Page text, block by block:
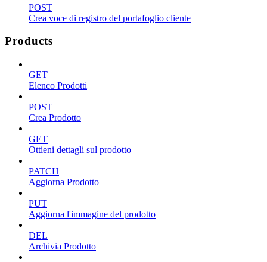
POST
Crea voce di registro del portafoglio cliente
Products
GET
Elenco Prodotti
POST
Crea Prodotto
GET
Ottieni dettagli sul prodotto
PATCH
Aggiorna Prodotto
PUT
Aggiorna l'immagine del prodotto
DEL
Archivia Prodotto